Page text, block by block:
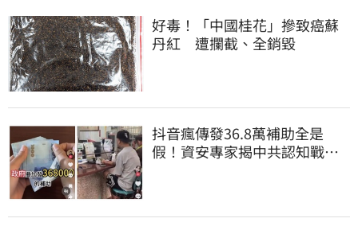
好毒！「中國桂花」摻致癌蘇
丹紅 遭攔截、全銷毀
抖音瘋傳發36.8萬補助全是
假！資安專家揭中共認知戰、